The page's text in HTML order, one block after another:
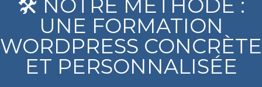
🛠️ NOTRE MÉTHODE :
UNE FORMATION
WORDPRESS CONCRÈTE
ET PERSONNALISÉE